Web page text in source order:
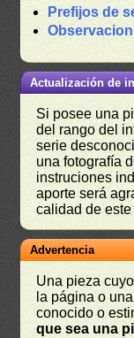
Prefijos de
Actualización de
Si posee una
del rango del
serie
una fotografía
instruciones
aporte será
calidad de este
Advertencia
Una pieza
la página o
conocido o
que sea una